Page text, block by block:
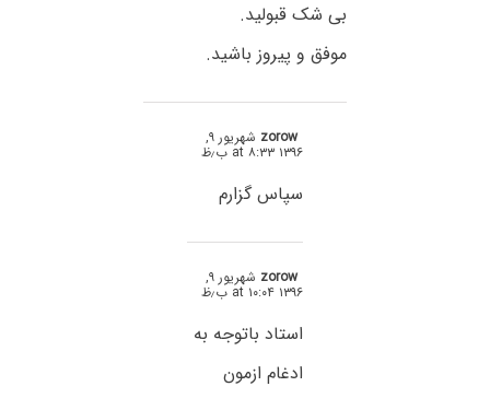
بی شک قبولید.
موفق و پیروز باشید.
zorow شهریور ۹,
۱۳۹۶ at ۸:۳۳ ب٫ظ
سپاس گزارم
zorow شهریور ۹,
۱۳۹۶ at ۱۰:۰۴ ب٫ظ
استاد باتوجه به
ادغام ازمون